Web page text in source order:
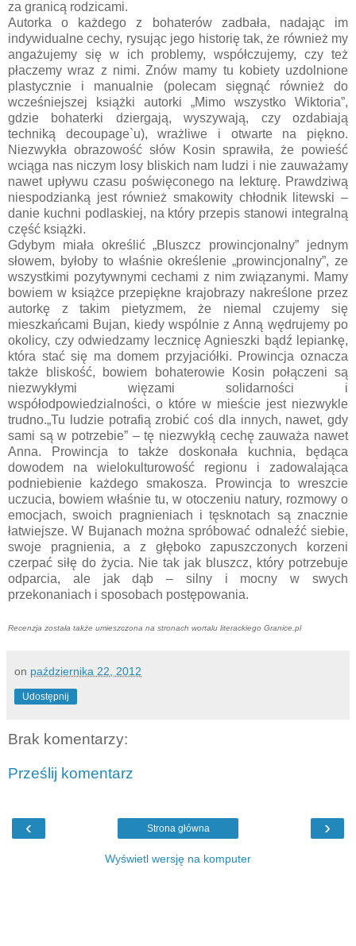
za granicą rodzicami.
Autorka o każdego z bohaterów zadbała, nadając im
indywidualne cechy, rysując jego historię tak, że również my
angażujemy się w ich problemy, współczujemy, czy też
płaczemy wraz z nimi. Znów mamy tu kobiety uzdolnione
plastycznie i manualnie (polecam sięgnąć również do
wcześniejszej książki autorki „Mimo wszystko Wiktoria”,
gdzie bohaterki dziergają, wyszywają, czy ozdabiają
techniką decoupage`u), wrażliwe i otwarte na piękno.
Niezwykła obrazowość słów Kosin sprawiła, że powieść
wciąga nas niczym losy bliskich nam ludzi i nie zauważamy
nawet upływu czasu poświęconego na lekturę. Prawdziwą
niespodzianką jest również smakowity chłodnik litewski –
danie kuchni podlaskiej, na który przepis stanowi integralną
część książki.
Gdybym miała określić „Bluszcz prowincjonalny” jednym
słowem, byłoby to właśnie określenie „prowincjonalny”, ze
wszystkimi pozytywnymi cechami z nim związanymi. Mamy
bowiem w książce przepiękne krajobrazy nakreślone przez
autorkę z takim pietyzmem, że niemal czujemy się
mieszkańcami Bujan, kiedy wspólnie z Anną wędrujemy po
okolicy, czy odwiedzamy lecznicę Agnieszki bądź lepiankę,
która stać się ma domem przyjaciółki. Prowincja oznacza
także bliskość, bowiem bohaterowie Kosin połączeni są
niezwykłymi więzami solidarności i
współodpowiedzialności, o które w mieście jest niezwykle
trudno.„Tu ludzie potrafią zrobić coś dla innych, nawet, gdy
sami są w potrzebie” – tę niezwykłą cechę zauważa nawet
Anna. Prowincja to także doskonała kuchnia, będąca
dowodem na wielokulturowość regionu i zadowalająca
podniebienie każdego smakosza. Prowincja to wreszcie
uczucia, bowiem właśnie tu, w otoczeniu natury, rozmowy o
emocjach, swoich pragnieniach i tęsknotach są znacznie
łatwiejsze. W Bujanach można spróbować odnaleźć siebie,
swoje pragnienia, a z głęboko zapuszczonych korzeni
czerpać siłę do życia. Nie tak jak bluszcz, który potrzebuje
odparcia, ale jak dąb – silny i mocny w swych
przekonaniach i sposobach postępowania.
Recenzja została także umieszczona na stronach wortalu literackiego Granice.pl
on października 22, 2012
Udostępnij
Brak komentarzy:
Prześlij komentarz
‹ ›
Strona główna
Wyświetl wersję na komputer